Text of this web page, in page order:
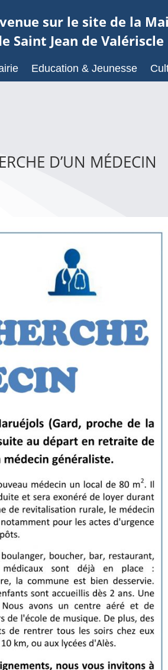
sur le site de la
Saint Jean de Valériscle
Education & Jeunesse
D’UN MÉDECIN